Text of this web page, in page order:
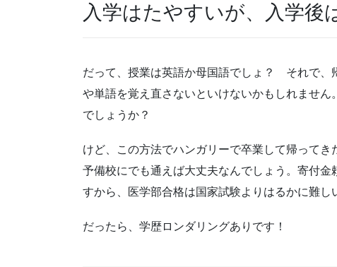
入学はたやすいが、入学後
だって、授業は英語か母国語でしょ？ それで
や単語を覚え直さないといけないかもしれませ
でしょうか？
けど、この方法でハンガリーで卒業して帰って
予備校にでも通えば大丈夫なんでしょう。寄付
すから、医学部合格は国家試験よりはるかに難し
だったら、学歴ロンダリングありです！